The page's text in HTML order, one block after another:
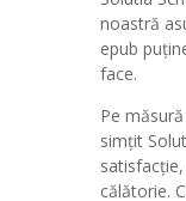
noastră
epub
face.
Pe
simțit
călătorie.